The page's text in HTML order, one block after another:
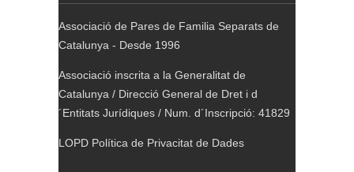
Associació de Pares de Familia Separats de
Catalunya - Desde 1996
Associació inscrita a la Generalitat de
Catalunya / Direcció General de Dret i d
´Entitats Jurídiques / Num. d´Inscripció: 41829
LOPD Política de Privacitat de Dades